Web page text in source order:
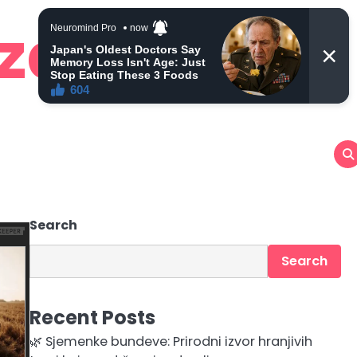
Search
Search
Recent Posts
🌿 Sjemenke bundeve: Prirodni izvor hranjivih